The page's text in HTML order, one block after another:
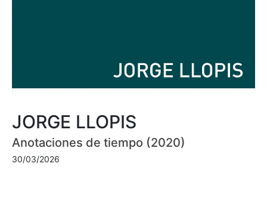
JORGE LLOPIS
Anotaciones de tiempo (2020)
30/03/2026